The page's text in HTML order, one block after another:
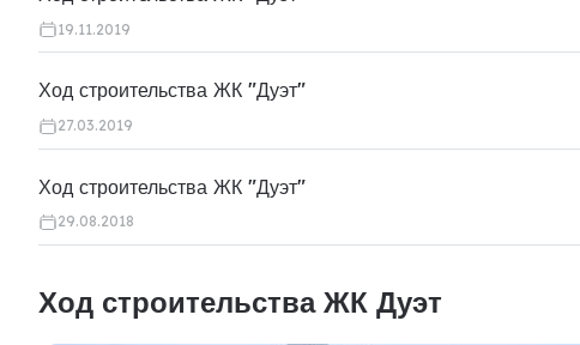
19.11.2019
Ход строительства ЖК "Дуэт"
27.03.2019
Ход строительства ЖК "Дуэт"
29.08.2018
Ход строительства ЖК Дуэт